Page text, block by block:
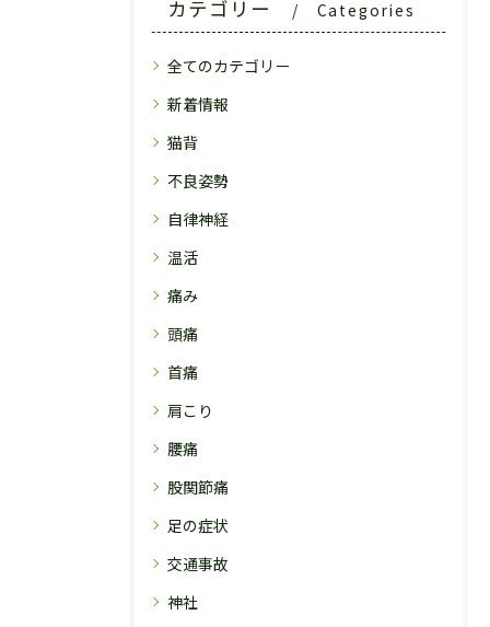
カテゴリー Categories
全てのカテゴリー
新着情報
猫背
不良姿勢
自律神経
温活
痛み
頭痛
首痛
肩こり
腰痛
股関節痛
足の症状
交通事故
神社